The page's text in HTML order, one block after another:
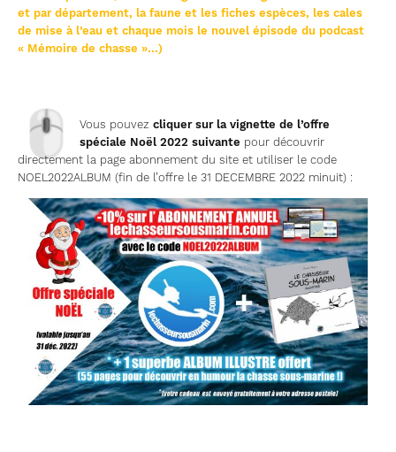
et par département, la faune et les fiches espèces, les cales
de mise à l’eau et chaque mois le nouvel épisode du podcast
« Mémoire de chasse »…)
🖱 Vous pouvezcliquer sur la vignette de l’offre
spéciale Noël 2022 suivante pour découvrir
directement la page abonnement du site et utiliser le code
NOEL2022ALBUM (fin de l’offre le 31 DECEMBRE 2022 minuit) :